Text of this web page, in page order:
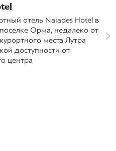
отель Naiades Hotel в
Орма, недалеко от
места Лутра
доступности от
центра